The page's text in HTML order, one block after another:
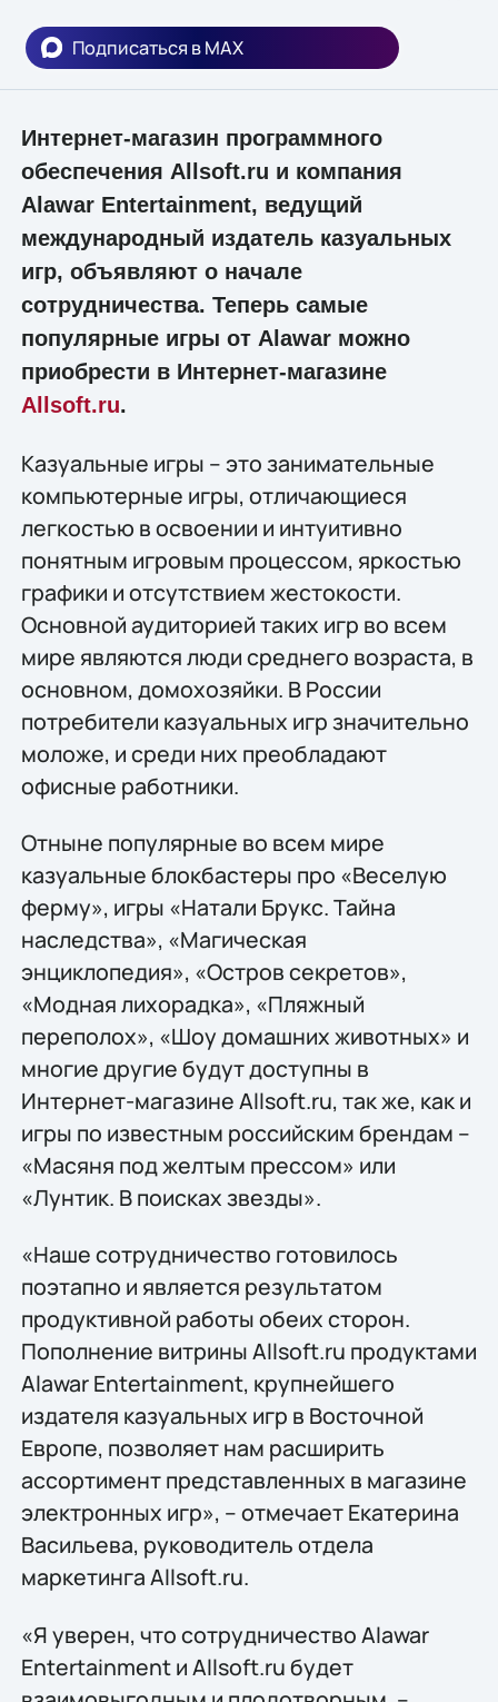
Подписаться в MAX
Интернет-магазин программного
обеспечения Allsoft.ru и компания
Alawar Entertainment, ведущий
международный издатель казуальных
игр, объявляют о начале
сотрудничества. Теперь самые
популярные игры от Alawar можно
приобрести в Интернет-магазине
Allsoft.ru.
Казуальные игры – это занимательные
компьютерные игры, отличающиеся
легкостью в освоении и интуитивно
понятным игровым процессом, яркостью
графики и отсутствием жестокости.
Основной аудиторией таких игр во всем
мире являются люди среднего возраста, в
основном, домохозяйки. В России
потребители казуальных игр значительно
моложе, и среди них преобладают
офисные работники.
Отныне популярные во всем мире
казуальные блокбастеры про «Веселую
ферму», игры «Натали Брукс. Тайна
наследства», «Магическая
энциклопедия», «Остров секретов»,
«Модная лихорадка», «Пляжный
переполох», «Шоу домашних животных» и
многие другие будут доступны в
Интернет-магазине Allsoft.ru, так же, как и
игры по известным российским брендам –
«Масяня под желтым прессом» или
«Лунтик. В поисках звезды».
«Наше сотрудничество готовилось
поэтапно и является результатом
продуктивной работы обеих сторон.
Пополнение витрины Allsoft.ru продуктами
Alawar Entertainment, крупнейшего
издателя казуальных игр в Восточной
Европе, позволяет нам расширить
ассортимент представленных в магазине
электронных игр», – отмечает Екатерина
Васильева, руководитель отдела
маркетинга Allsoft.ru.
«Я уверен, что сотрудничество Alawar
Entertainment и Allsoft.ru будет